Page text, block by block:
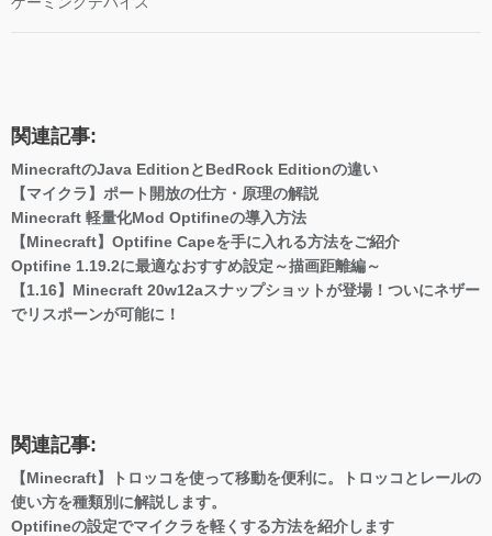
関連記事:
MinecraftのJava EditionとBedRock Editionの違い
【マイクラ】ポート開放の仕方・原理の解説
Minecraft 軽量化Mod Optifineの導入方法
【Minecraft】Optifine Capeを手に入れる方法をご紹介
Optifine 1.19.2に最適なおすすめ設定～描画距離編～
【1.16】Minecraft 20w12aスナップショットが登場！ついにネザー
でリスポーンが可能に！
関連記事:
【Minecraft】トロッコを使って移動を便利に。トロッコとレールの
使い方を種類別に解説します。
Optifineの設定でマイクラを軽くする方法を紹介します